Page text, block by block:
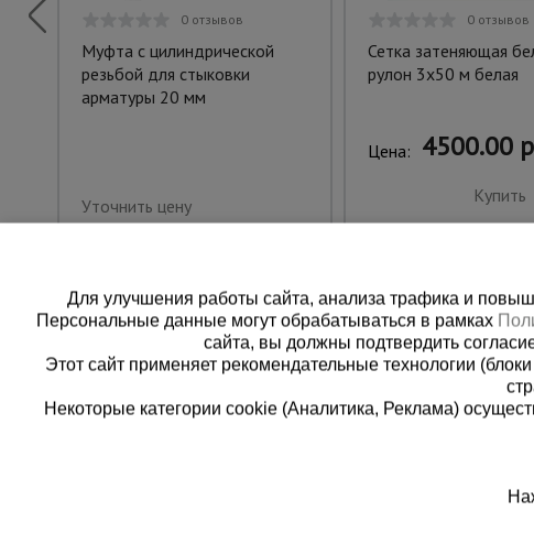
0 отзывов
Муфта с цилиндрической
резьбой для стыковки
арматуры 20 мм
Уточнить цену
0 отзывов
Сетка затеняющая
рулон 3х50 м белая
Цена: 4500.00
Купить
8
Для улучшения работы сайта, анализа трафика и
Персональные данные могут обрабатываться в рамках
сайта, вы должны подтвердить
Этот сайт применяет рекомендательные технологии
Некоторые категории cookie (Аналитика, Реклама)